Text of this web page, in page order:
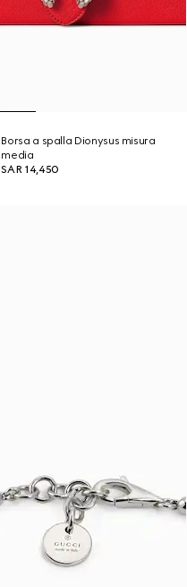
Borsa a spalla Dionysus misura
media
SAR 14,450